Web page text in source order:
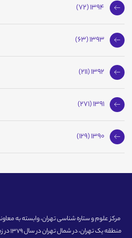
1394 (72)
1393 (63)
1392 (211)
1391 (271)
1390 (129)
مرکز علوم و ستاره شناسی تهران، وابسته به